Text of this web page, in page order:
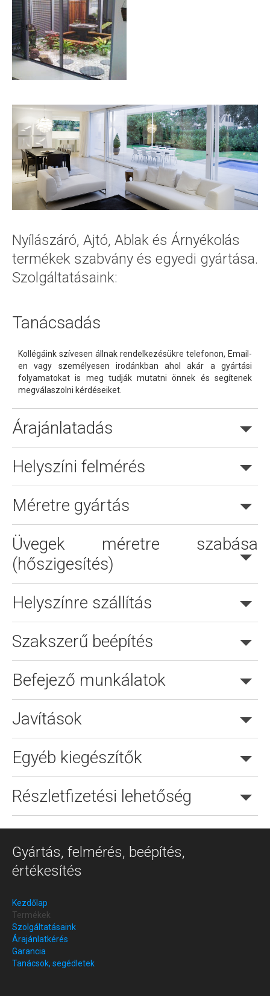
Nyílászáró, Ajtó, Ablak és Árnyékolás
termékek szabvány és egyedi gyártása.
Szolgáltatásaink:
Tanácsadás
Kollégáink szívesen állnak rendelkezésükre telefonon, Email-
en vagy személyesen irodánkban ahol akár a gyártási
folyamatokat is meg tudják mutatni önnek és segítenek
megválaszolni kérdéseiket.
Árajánlatadás
Online árajánlatkérés is lehetséges.
Helyszíni felmérés
Méretre gyártás
Üvegek méretre szabása
(hőszigesítés)
Helyszínre szállítás
Szakszerű beépítés
Befejező munkálatok
Javítások
Egyéb kiegészítők
Részletfizetési lehetőség
Gyártás, felmérés, beépítés,
értékesítés
Kezdőlap
Termékek
Szolgáltatásaink
Árajánlatkérés
Garancia
Tanácsok, segédletek